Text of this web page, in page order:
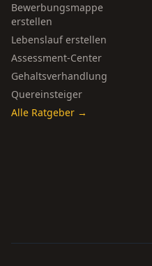
Bewerbungsmappe
erstellen
Lebenslauf erstellen
Assessment-Center
Gehaltsverhandlung
Quereinsteiger
Alle Ratgeber →